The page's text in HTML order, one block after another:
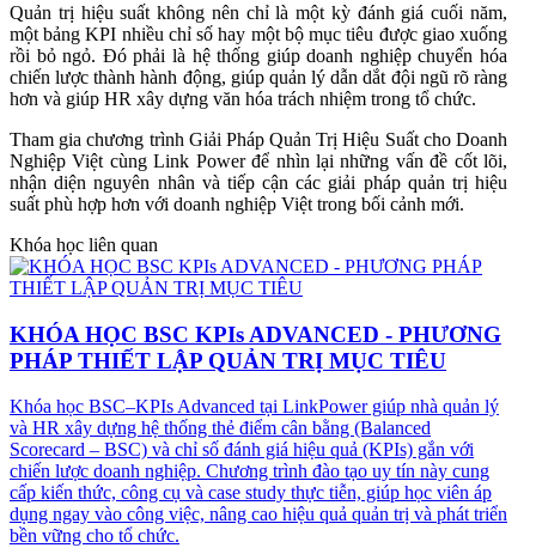
Quản trị hiệu suất không nên chỉ là một kỳ đánh giá cuối năm,
một bảng KPI nhiều chỉ số hay một bộ mục tiêu được giao xuống
rồi bỏ ngỏ. Đó phải là hệ thống giúp doanh nghiệp chuyển hóa
chiến lược thành hành động, giúp quản lý dẫn dắt đội ngũ rõ ràng
hơn và giúp HR xây dựng văn hóa trách nhiệm trong tổ chức.
Tham gia chương trình Giải Pháp Quản Trị Hiệu Suất cho Doanh
Nghiệp Việt cùng Link Power để nhìn lại những vấn đề cốt lõi,
nhận diện nguyên nhân và tiếp cận các giải pháp quản trị hiệu
suất phù hợp hơn với doanh nghiệp Việt trong bối cảnh mới.
Khóa học liên quan
KHÓA HỌC BSC KPIs ADVANCED - PHƯƠNG
PHÁP THIẾT LẬP QUẢN TRỊ MỤC TIÊU
Khóa học BSC–KPIs Advanced tại LinkPower giúp nhà quản lý
và HR xây dựng hệ thống thẻ điểm cân bằng (Balanced
Scorecard – BSC) và chỉ số đánh giá hiệu quả (KPIs) gắn với
chiến lược doanh nghiệp. Chương trình đào tạo uy tín này cung
cấp kiến thức, công cụ và case study thực tiễn, giúp học viên áp
dụng ngay vào công việc, nâng cao hiệu quả quản trị và phát triển
bền vững cho tổ chức.